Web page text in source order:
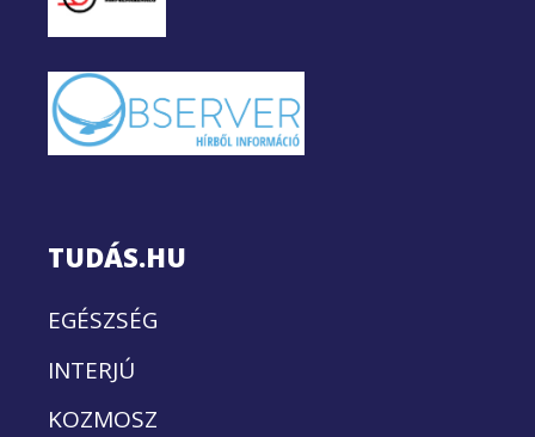
TUDÁS.HU
EGÉSZSÉG
INTERJÚ
KOZMOSZ